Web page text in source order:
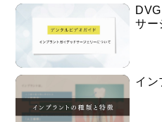
比較
・ブリッジ治療の削る量（
・インプラント治療の削る
院内掲示パネルでも患者さ
サー
イン